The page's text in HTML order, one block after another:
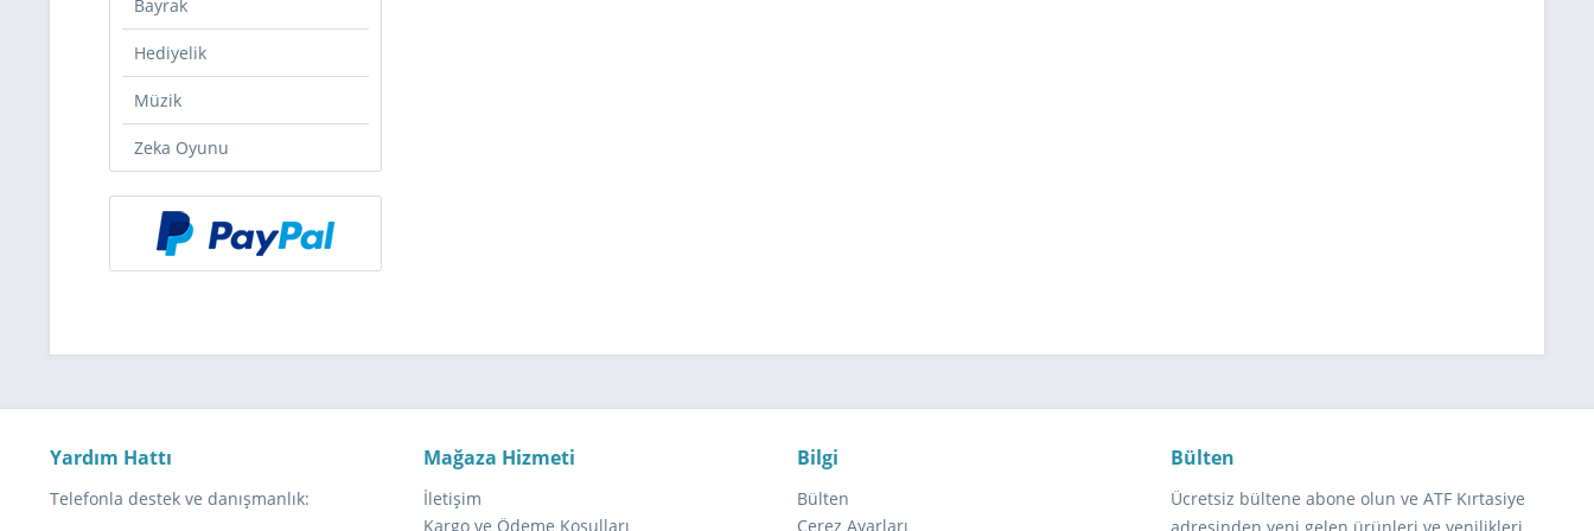
Bayrak
Hediyelik
Müzik
Zeka Oyunu
Yardım Hattı
Telefonla destek ve danışmanlık:
Mağaza Hizmeti
İletişim
Kargo ve Ödeme Koşulları
Bilgi
Bülten
Çerez Ayarları
Bülten
Ücretsiz bültene abone olun ve ATF Kırtasiye